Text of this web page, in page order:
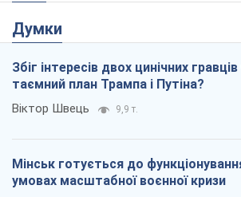
Думки
Збіг інтересів двох цинічних
таємний план Трампа і Путіна?
Віктор Швець 9,9 т.
Мінськ готується до
умовах масштабної воєнної кризи